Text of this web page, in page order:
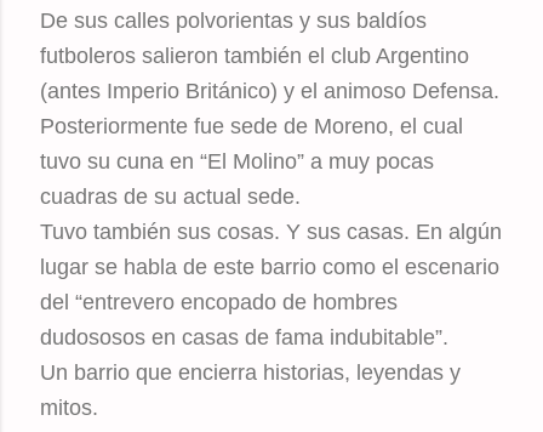
De sus calles polvorientas y sus baldíos
futboleros salieron también el club Argentino
(antes Imperio Británico) y el animoso Defensa.
Posteriormente fue sede de Moreno, el cual
tuvo su cuna en “El Molino” a muy pocas
cuadras de su actual sede.
Tuvo también sus cosas. Y sus casas. En algún
lugar se habla de este barrio como el escenario
del “entrevero encopado de hombres
dudososos en casas de fama indubitable”.
Un barrio que encierra historias, leyendas y
mitos.